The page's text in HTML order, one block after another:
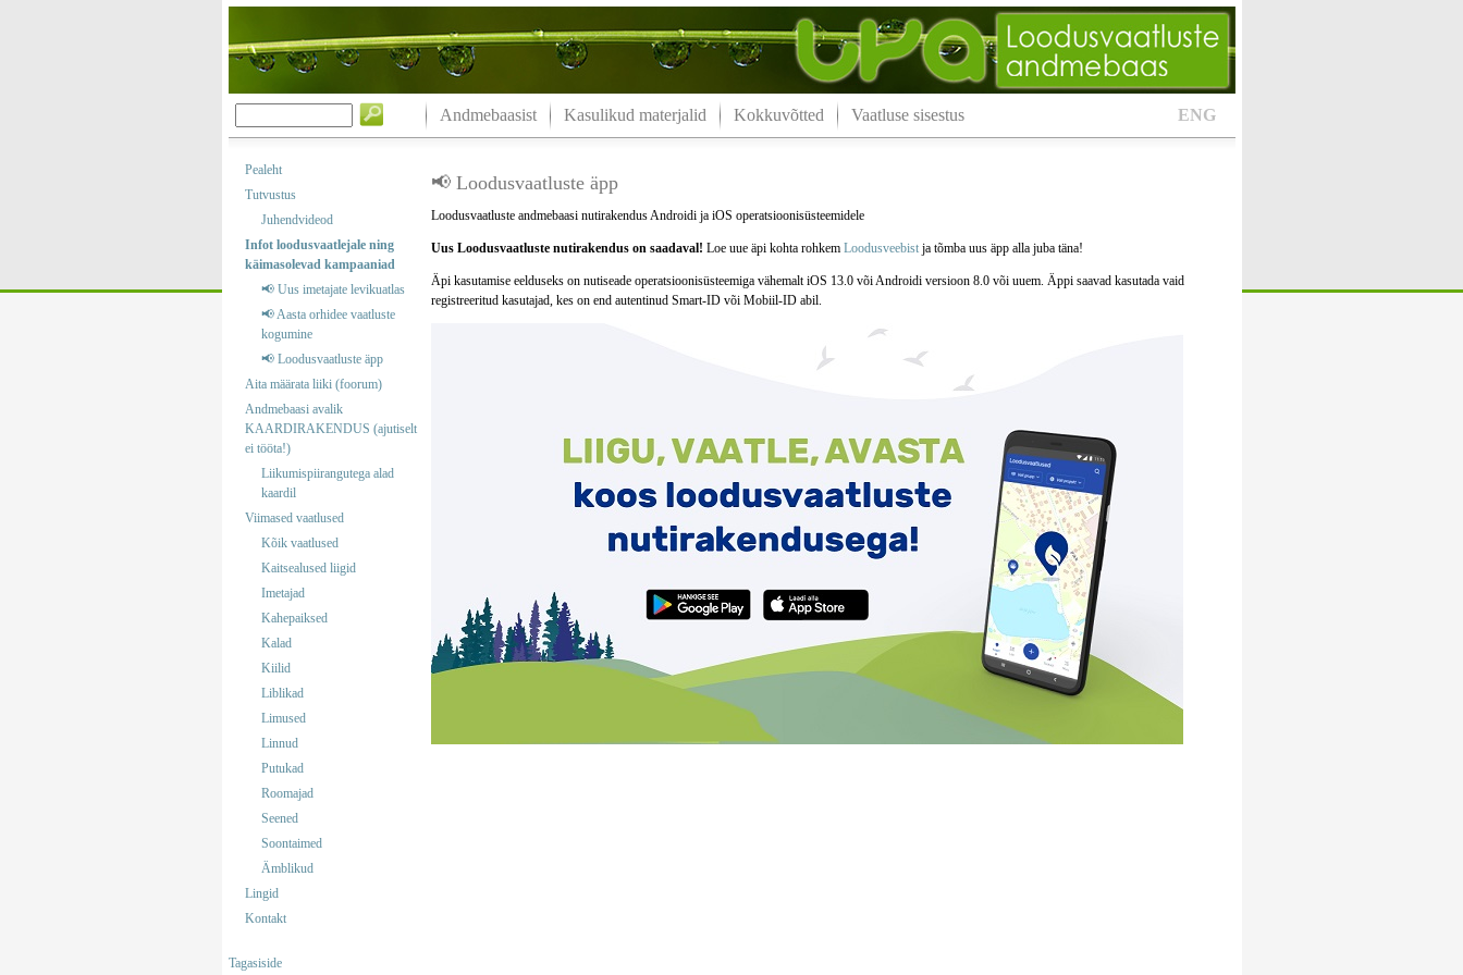
ENG
Andmebaasist Kasulikud materjalid Kokkuvõtted Vaatluse sisestus
Pealeht
Tutvustus
Juhendvideod
Infot loodusvaatlejale ning
käimasolevad kampaaniad
📢 Uus imetajate levikuatlas
📢 Aasta orhidee vaatluste
kogumine
📢 Loodusvaatluste äpp
Aita määrata liiki (foorum)
Andmebaasi avalik
KAARDIRAKENDUS (ajutiselt
ei tööta!)
Liikumispiirangutega alad
kaardil
Viimased vaatlused
Kõik vaatlused
Kaitsealused liigid
Imetajad
Kahepaiksed
Kalad
Kiilid
Liblikad
Limused
Linnud
Putukad
Roomajad
Seened
Soontaimed
Ämblikud
Lingid
Kontakt
Tagasiside
📢 Loodusvaatluste äpp
Loodusvaatluste andmebaasi nutirakendus Androidi ja iOS operatsioonisüsteemidele
Uus Loodusvaatluste nutirakendus on saadaval! Loe uue äpi kohta rohkem Loodusveebistja tõmba uus äpp alla juba täna!
Äpi kasutamise eelduseks on nutiseade operatsioonisüsteemiga vähemalt iOS 13.0 või Androidi versioon 8.0 või uuem. Äppi saavad kasutada vaid
registreeritud kasutajad, kes on end autentinud Smart-ID või Mobiil-ID abil.